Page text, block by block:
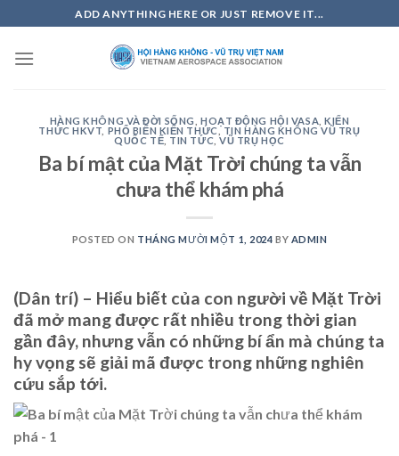
to
content
ADD ANYTHING HERE OR JUST REMOVE IT...
HÀNG KHÔNG VÀ ĐỜI SỐNG HOẠT ĐỘNG HỘI VASA ,KIẾN
THỨC HKVT PHỔ BIẾN KIẾN THỨC , TIN HÀNG KHÔNG VŨ TRỤ
QUỐC TẾ TIN TỨC ,VŨ TRỤ HỌC
Ba bí mật của Mặt Trời chúng ta vẫn
chưa thể khám phá
POSTED ON THÁNG MƯỜI MỘT 1, 2024 BY ADMIN
(Dân trí) – Hiểu biết của con người về Mặt Trời
đã mở mang được rất nhiều trong thời gian
gần đây, nhưng vẫn có những bí ẩn mà chúng ta
hy vọng sẽ giải mã được trong những nghiên
cứu sắp tới.